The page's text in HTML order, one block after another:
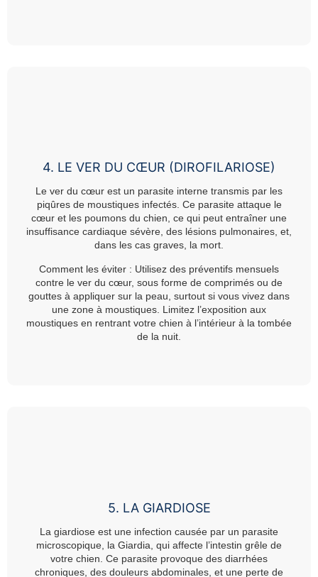
4. LE VER DU CŒUR (DIROFILARIOSE)
Le ver du cœur est un parasite interne transmis par les
piqûres de moustiques infectés. Ce parasite attaque le
cœur et les poumons du chien, ce qui peut entraîner une
insuffisance cardiaque sévère, des lésions pulmonaires, et,
dans les cas graves, la mort.
Comment les éviter : Utilisez des préventifs mensuels
contre le ver du cœur, sous forme de comprimés ou de
gouttes à appliquer sur la peau, surtout si vous vivez dans
une zone à moustiques. Limitez l’exposition aux
moustiques en rentrant votre chien à l’intérieur à la tombée
de la nuit.
5. LA GIARDIOSE
La giardiose est une infection causée par un parasite
microscopique, la Giardia, qui affecte l’intestin grêle de
votre chien. Ce parasite provoque des diarrhées
chroniques, des douleurs abdominales, et une perte de